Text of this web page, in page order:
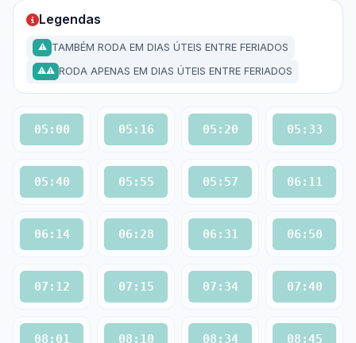
Legendas
⚠ TAMBÉM RODA EM DIAS ÚTEIS ENTRE FERIADOS
⚠⚠ RODA APENAS EM DIAS ÚTEIS ENTRE FERIADOS
05:00 05:16 05:20 05:33
05:40 05:55 05:57 06:11
06:14 06:28 06:31 06:50
07:12 07:15 07:34 07:40
08:01 08:10 08:34 08:45